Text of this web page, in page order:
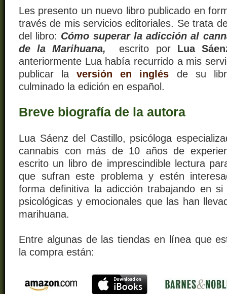
Les presento un nuevo libro publicado en
través de mis servicios editoriales. Se trata
del libro: Cómo superar la adicción al
de la Marihuana,
escrito por Lua
anteriormente Lua había recurrido a mis
publicar laversión en inglés de su
culminado la edición en español.
Breve biografía de la autora
Lua Sáenz del Castillo, psicóloga
cannabis con más de 10 años de
escrito un libro de imprescindible lectura
que sufran este problema y estén
forma definitiva la adicción trabajando en
psicológicas y emocionales que las han
marihuana.
Entre algunas de las tiendas en línea que
la compra están: